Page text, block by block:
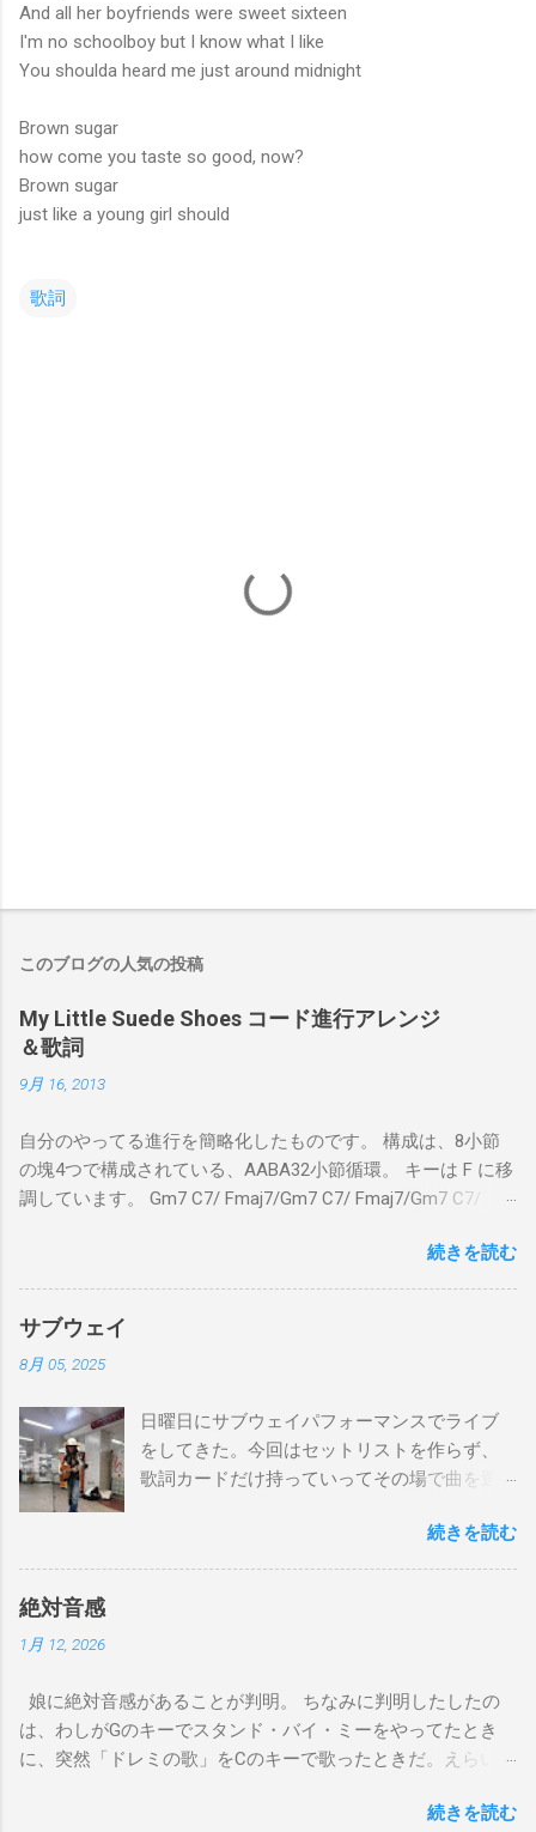
And all her boyfriends were sweet sixteen
I'm no schoolboy but I know what I like
You shoulda heard me just around midnight
Brown sugar
how come you taste so good, now?
Brown sugar
just like a young girl should
歌詞
このブログの人気の投稿
My Little Suede Shoes コード進行アレンジ
＆歌詞
9月 16, 2013
自分のやってる進行を簡略化したものです。 構成は、8小節
の塊4つで構成されている、AABA32小節循環。 キーは F に移
調しています。 Gm7 C7/ Fmaj7/Gm7 C7/ Fmaj7/Gm7 C7/
Fmaj7/Gm7 C7/ Am7 D7/Gm7 C7/ Fmaj7/ Bbmaj7/Am7
Abm7/Gm7 C7/Fmaj7/Bbmaj7/Am7 Abm7/Gm7 C7/Fmaj7/
Gm7 C7/ Fmaj7/Gm7 C7/ Fmaj7/Gm7 C7/ Am7 D7/Gm7 C7/
Fmaj7/ Gm7 C7 Fmaj7 僕のスエードシューズ Gm7
C7 Fmaj7 黒いスエードシューズ Gm7 C7 Am
のも一緒さ Gm7 C7 Fmaj7 僕のスウェードシューズ
Gm7 C7 Fmaj7 先の尖ったシューズ Gm7 C7
Am7 とてもカッコいいのさ D7 Gm7 C7 Fmaj7 いつも気分
最高 Bbmaj7 Am7 Abm7 こい...
続きを読む
サブウェイ
8月 05, 2025
日曜日にサブウェイパフォーマンスでライブ
をしてきた。今回はセットリストを作らず、
歌詞カードだけ持っていってその場で曲を選
をやった。でも、曲選びにかなりの時間を使
ったし、ライブの流れを良くするためにもセ
す。是非お越しください。 A change is gonna
come Gee, baby, ain't I good to you Michelle All
Of Me Susie Q St. Louis Blues Amado Mio 上を
Me down（途中でやめた） Yesterday Wild
続きを読む
絶対音感
1月 12, 2026
娘に絶対音感があることが判明。 ちなみに判明したしたの
は、わしがGのキーでスタンド・バイ・ミーをやってたとき
に、突然「ドレミの歌」をCのキーで歌ったときだ。えらい調
で歌っていた。相対音感しかないわしには羨ましい限り。そ
続きを読む